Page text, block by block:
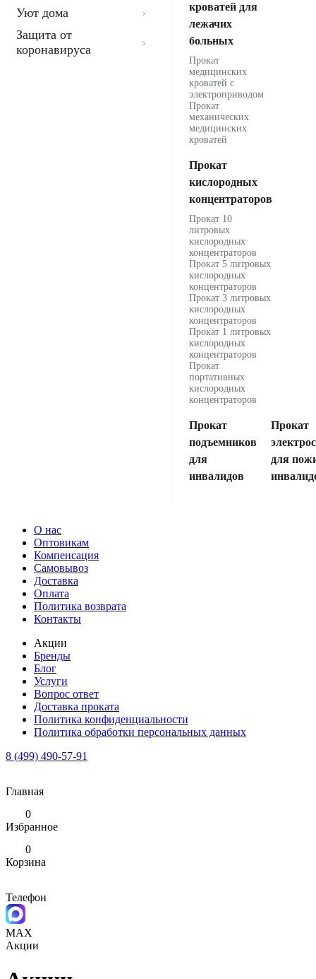
Уют дома
Защита от
коронавируса
кроватей для
лежачих
больных
Прокат
медицинских
кроватей с
электроприводом
Прокат
механических
медицинских
кроватей
Прокат
кислородных
концентраторов
Прокат 10
литровых
кислородных
концентраторов
Прокат 5 литровых
кислородных
концентраторов
Прокат 3 литровых
кислородных
концентраторов
Прокат 1 литровых
кислородных
концентраторов
Прокат
портативных
кислородных
концентраторов
Прокат
подъемников
для
инвалидов
Прокат
для
О нас
Оптовикам
Компенсация
Самовывоз
Доставка
Оплата
Политика возврата
Контакты
Акции
Бренды
Блог
Услуги
Вопрос ответ
Доставка проката
Политика конфиденциальности
Политика обработки персональных данных
8 (499) 490-57-91
Главная
0
Избранное
0
Корзина
Телефон
MAX
Акции